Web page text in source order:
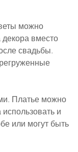
можно
вместо
свадьбы.
Платье можно
и
или могут быть